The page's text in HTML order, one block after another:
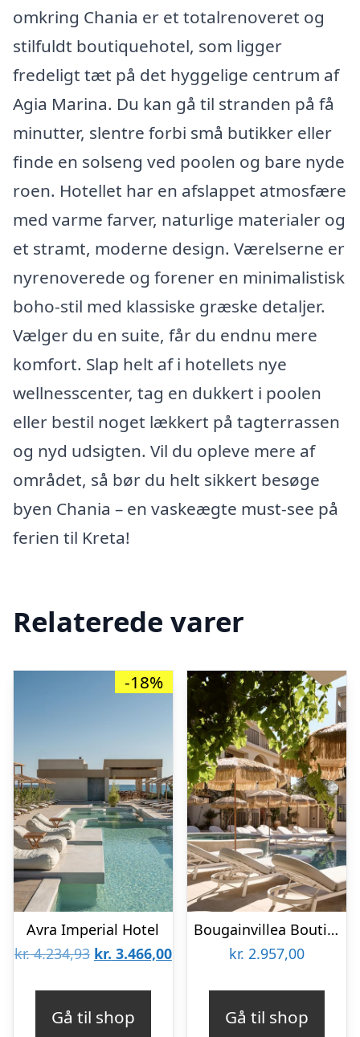
omkring Chania er et totalrenoveret og
stilfuldt boutiquehotel, som ligger
fredeligt tæt på det hyggelige centrum af
Agia Marina. Du kan gå til stranden på få
minutter, slentre forbi små butikker eller
finde en solseng ved poolen og bare nyde
roen. Hotellet har en afslappet atmosfære
med varme farver, naturlige materialer og
et stramt, moderne design. Værelserne er
nyrenoverede og forener en minimalistisk
boho-stil med klassiske græske detaljer.
Vælger du en suite, får du endnu mere
komfort. Slap helt af i hotellets nye
wellnesscenter, tag en dukkert i poolen
eller bestil noget lækkert på tagterrassen
og nyd udsigten. Vil du opleve mere af
området, så bør du helt sikkert besøge
byen Chania – en vaskeægte must-see på
ferien til Kreta!
Relaterede varer
-18%
Avra Imperial Hotel
kr.4.234,93 Den
var:
kr. 3.466,00Den
Gå til shop
Bougainvillea Boutique Hotel
kr. 2.957,00
Gå til shop